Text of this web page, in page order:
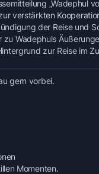
„Wadephul
verstärkten
der Reise und
Wadephuls
zur Reise im
gern vorbei.
Momenten.